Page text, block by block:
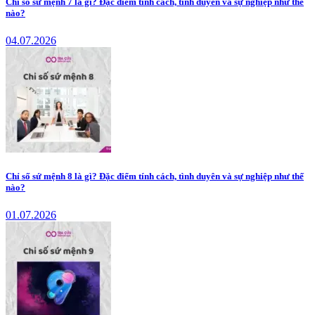
nào?
04.07.2026
Chỉ số sứ mệnh 8 là gì? Đặc điểm tính cách, tình duyên và sự nghiệp như thế
nào?
01.07.2026